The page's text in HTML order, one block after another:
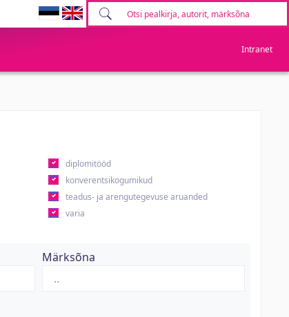
Intranet
diplomitööd
konverentsikogumikud
teadus- ja arengutegevuse aruanded
varia
Märksõna